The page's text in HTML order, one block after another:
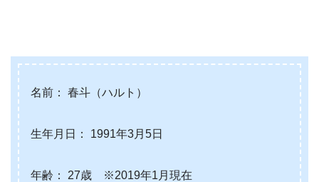
名前： 春斗（ハルト）
生年月日： 1991年3月5日
年齢： 27歳 ※2019年1月現在